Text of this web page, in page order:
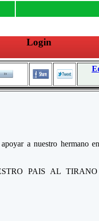
Login
a nuestro hermano
PAIS AL